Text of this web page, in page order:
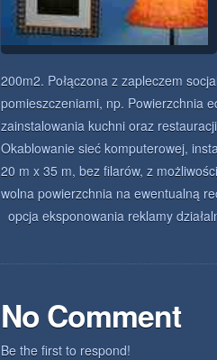
200m2. Połączona z zapleczem
pomieszczeniami, np. Powierzchnia
zainstalowania kuchni oraz
Okablowanie sieć komputerowej,
20 m x 35 m, bez filarów, z
wolna powierzchnia na ewentualną
opcja eksponowania reklamy
No Comment
Be the first to respond!